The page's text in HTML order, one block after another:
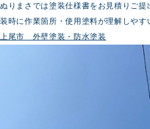
ぬりまさでは塗装仕様書をお見積りご
装時に作業箇所・使用塗料が理解しやす
上尾市 外壁塗装・防水塗装